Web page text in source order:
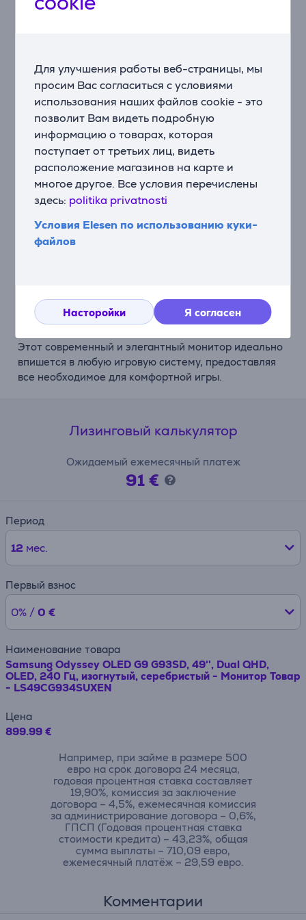
Для улучшения работы веб-страницы, мы
просим Вас согласиться с условиями
использования наших файлов cookie - это
позволит Вам видеть подробную
информацию о товарах, которая
поступает от третьих лиц, видеть
расположение магазинов на карте и
многое другое. Все условия перечислены
здесь: politika privatnosti
Условия Elesen по использованию куки-
файлов
Насторойки Я согласен
невероятно плавное и точное изображение,
позволяя максимально наслаждаться каждым
моментом игры.
Иммерсивная изогнутая конструкция
Изогнутый экран создает иммерсивный игровой
опыт, помещая Вас в центр событий.
Функции для геймеров
Монитор Samsung Odyssey OLED G9 имеет
специальные функции для геймеров, предлагая
оптимальный игровой процесс для любого жанра.
позволяет легко подключать различные устройства.
Этот современный и элегантный монитор идеально
впишется в любую игровую систему, предоставляя
все необходимое для комфортной игры.
Лизинговый калькулятор
Ожидаемый ежемесячный платеж
91 €
Период
12 мес.
Первый взнос
0% / 0 €
Наименование товара
Samsung Odyssey OLED G9 G93SD, 49'', Dual QHD,
OLED, 240 Гц, изогнутый, серебристый - Монитор Товар
- LS49CG934SUXEN
Цена
899.99 €
Например, при займе в размере 500
евро на срок договора 24 месяца,
годовая процентная ставка составляет
19,90%, комиссия за заключение
договора – 4,5%, ежемесячная комиссия
за администрирование договора – 0,6%,
ГПСП (Годовая процентная ставка
стоимости кредита) – 43,23%, общая
сумма выплаты – 710,09 евро,
ежемесячный платёж – 29,59 евро.
Комментарии